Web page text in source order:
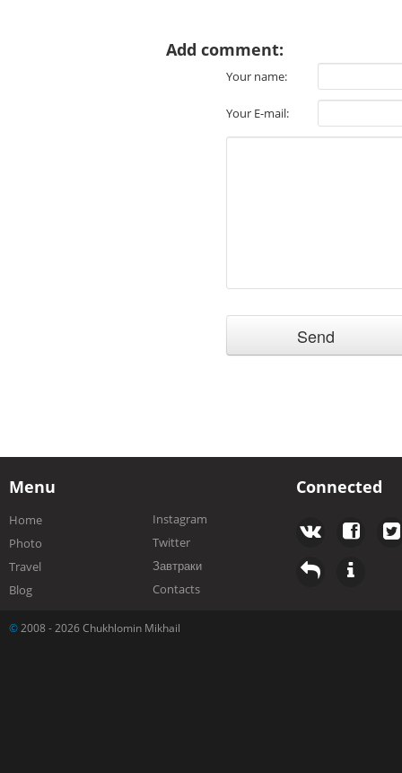
Add comment:
Your name:
Your E-mail:
Menu
Home
Photo
Travel
Blog
Instagram
Twitter
Завтраки
Contacts
Connected
© 2008 - 2026 Chukhlomin Mikhail